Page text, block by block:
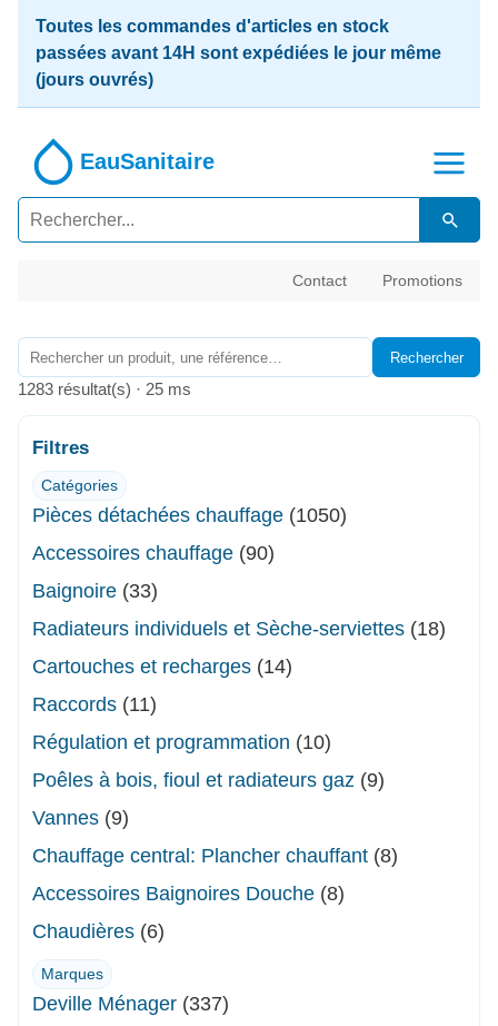
Toutes les commandes d'articles en stock
passées avant 14H sont expédiées le jour même
(jours ouvrés)
EauSanitaire
Contact Promotions
Rechercher
1283 résultat(s) · 25 ms
Filtres
Catégories
Pièces détachées chauffage (1050)
Accessoires chauffage (90)
Baignoire (33)
Radiateurs individuels et Sèche-serviettes (18)
Cartouches et recharges (14)
Raccords (11)
Régulation et programmation (10)
Poêles à bois, fioul et radiateurs gaz (9)
Vannes (9)
Chauffage central: Plancher chauffant (8)
Accessoires Baignoires Douche (8)
Chaudières (6)
Marques
Deville Ménager (337)